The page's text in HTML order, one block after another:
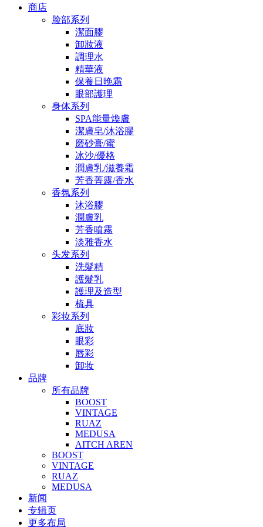
商店
脸部系列
潔面膠
卸妝液
調理水
精華液
保養日晚霜
眼部護理
身体系列
SPA能量煥膚
潔膚皂/沐浴膠
磨砂膏/蜜
冰沙/優格
潤膚乳/滋養霜
芳香菁露/香水
香氛系列
沐浴膠
潤膚乳
芳香噴霧
淡雅香水
头发系列
洗髮精
護髮乳
護理及造型
梳具
彩妆系列
底妝
眼彩
唇彩
卸妆
品牌
所有品牌
BOOST
VINTAGE
RUAZ
MEDUSA
AITCH AREN
BOOST
VINTAGE
RUAZ
MEDUSA
新闻
专辑页
更多布局